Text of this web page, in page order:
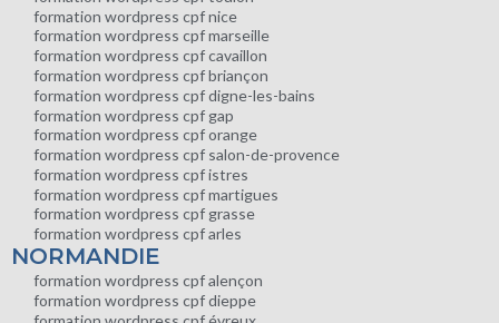
formation wordpress cpf nice
formation wordpress cpf marseille
formation wordpress cpf cavaillon
formation wordpress cpf briançon
formation wordpress cpf digne-les-bains
formation wordpress cpf gap
formation wordpress cpf orange
formation wordpress cpf salon-de-provence
formation wordpress cpf istres
formation wordpress cpf martigues
formation wordpress cpf grasse
formation wordpress cpf arles
NORMANDIE
formation wordpress cpf alençon
formation wordpress cpf dieppe